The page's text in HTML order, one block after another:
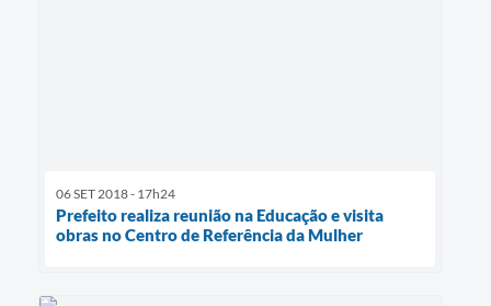
06 SET 2018 - 17h24
Prefeito realiza reunião na Educação e visita
obras no Centro de Referência da Mulher